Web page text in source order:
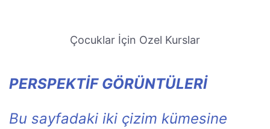
Çocuklar İçin Ozel Kurslar
PERSPEKTİF GÖRÜNTÜLERİ
Bu sayfadaki iki çizim kümesine